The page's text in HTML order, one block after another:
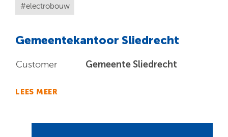
electrobouw
Gemeentekantoor Sliedrecht
Customer Gemeente Sliedrecht
LEES MEER